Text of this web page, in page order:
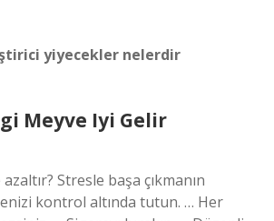
yiyecekler nelerdir
Meyve Iyi Gelir
Stresle başa çıkmanın
kontrol altında tutun. … Her